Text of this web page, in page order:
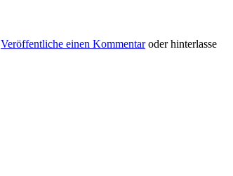
Veröffentliche einen Kommentaroder hinterlasse